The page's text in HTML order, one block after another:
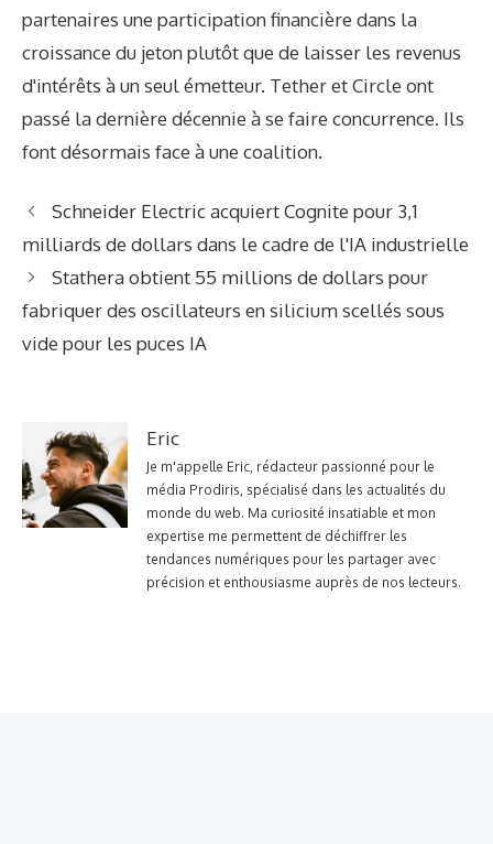
partenaires une participation financière dans la
croissance du jeton plutôt que de laisser les revenus
d'intérêts à un seul émetteur. Tether et Circle ont
passé la dernière décennie à se faire concurrence. Ils
font désormais face à une coalition.
Schneider Electric acquiert Cognite pour 3,1
milliards de dollars dans le cadre de l'IA industrielle
Stathera obtient 55 millions de dollars pour
fabriquer des oscillateurs en silicium scellés sous
vide pour les puces IA
Eric
Je m'appelle Eric, rédacteur passionné pour le
média Prodiris, spécialisé dans les actualités du
monde du web. Ma curiosité insatiable et mon
expertise me permettent de déchiffrer les
tendances numériques pour les partager avec
précision et enthousiasme auprès de nos lecteurs.